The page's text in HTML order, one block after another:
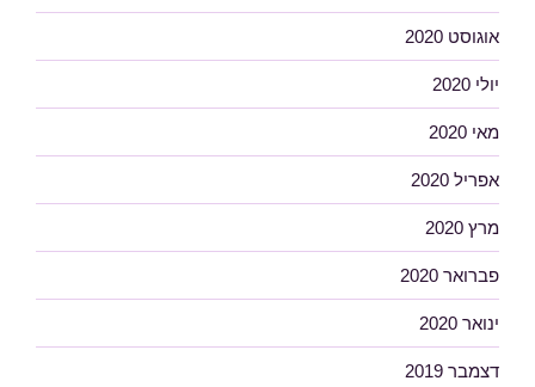
אוגוסט 2020
יולי 2020
מאי 2020
אפריל 2020
מרץ 2020
פברואר 2020
ינואר 2020
דצמבר 2019